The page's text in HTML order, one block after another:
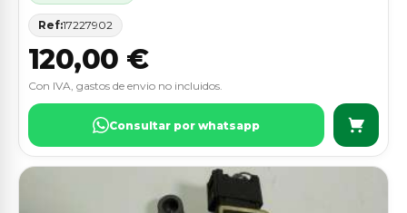
Ref:17227902
120,00 €
Con IVA, gastos de envio no incluidos.
Consultar por whatsapp